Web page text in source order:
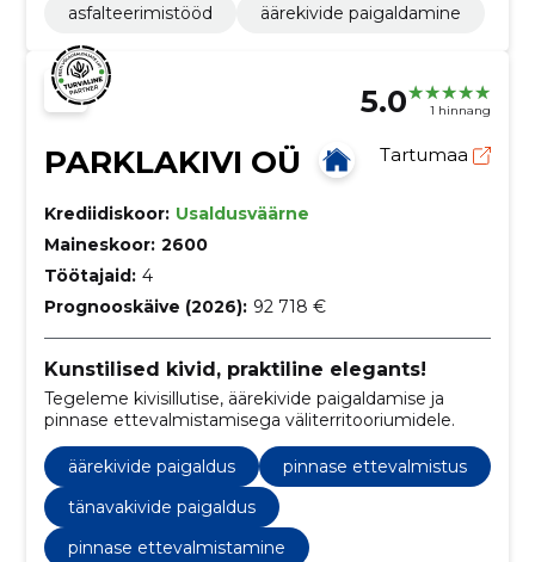
asfalteerimistööd
äärekivide paigaldamine
5.0 1 hinnang
PARKLAKIVI OÜ Tartumaa
Krediidiskoor: Usaldusväärne
Maineskoor: 2600
Töötajaid: 4
Prognooskäive (2026): 92 718 €
Kunstilised kivid, praktiline elegants!
Tegeleme kivisillutise, äärekivide paigaldamise ja
pinnase ettevalmistamisega väliterritooriumidele.
äärekivide paigaldus
pinnase ettevalmistus
tänavakivide paigaldus
pinnase ettevalmistamine